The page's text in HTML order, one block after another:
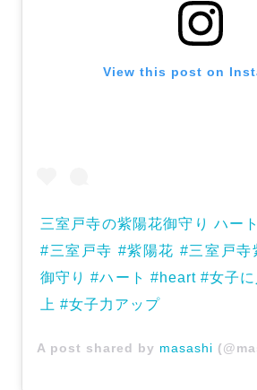
View this post on
三室戸寺の紫陽花御守り ハー
#三室戸寺 #紫陽花 #三室戸寺
御守り #ハート #heart #女子
上 #女子力アップ
A post shared by masashi